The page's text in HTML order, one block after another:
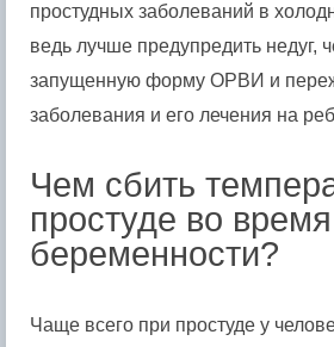
простудных заболеваний в
ведь лучше предупредить недуг,
запущенную форму ОРВИ и
заболевания и его лечения на
Чем сбить
простуде во время
беременности?
Чаще всего при простуде у